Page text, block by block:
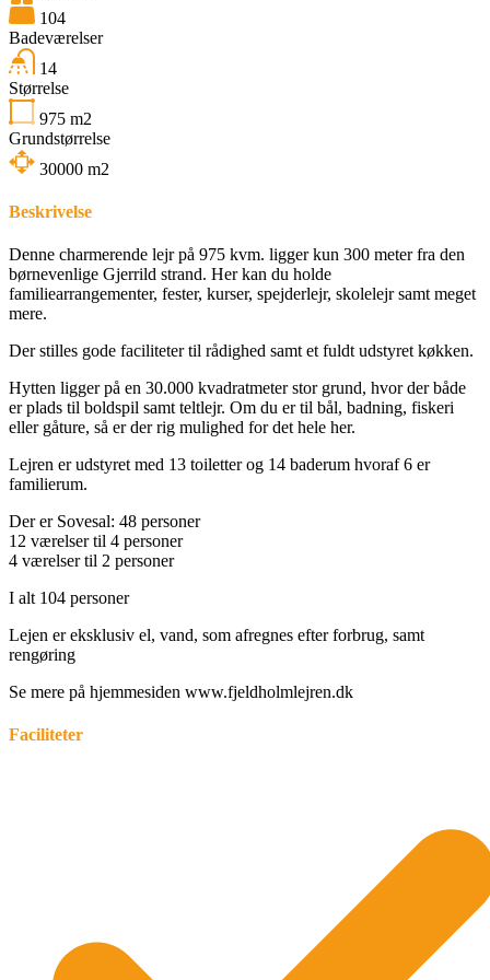
104
Badeværelser
14
Størrelse
975 m2
Grundstørrelse
30000 m2
Beskrivelse
Denne charmerende lejr på 975 kvm. ligger kun 300 meter fra den
børnevenlige Gjerrild strand. Her kan du holde
familiearrangementer, fester, kurser, spejderlejr, skolelejr samt meget
mere.
Der stilles gode faciliteter til rådighed samt et fuldt udstyret køkken.
Hytten ligger på en 30.000 kvadratmeter stor grund, hvor der både
er plads til boldspil samt teltlejr. Om du er til bål, badning, fiskeri
eller gåture, så er der rig mulighed for det hele her.
Lejren er udstyret med 13 toiletter og 14 baderum hvoraf 6 er
familierum.
Der er Sovesal: 48 personer
12 værelser til 4 personer
4 værelser til 2 personer
I alt 104 personer
Lejen er eksklusiv el, vand, som afregnes efter forbrug, samt
rengøring
Se mere på hjemmesiden www.fjeldholmlejren.dk
Faciliteter